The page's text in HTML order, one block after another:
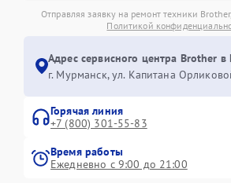
Отправляя заявку на ремонт техники
Политикой
Адрес сервисного центра Brother
г. Мурманск, ул. Капитана
Горячая линия
+7 (800) 301-55-83
Время работы
Ежедневно с 9:00 до 21:00